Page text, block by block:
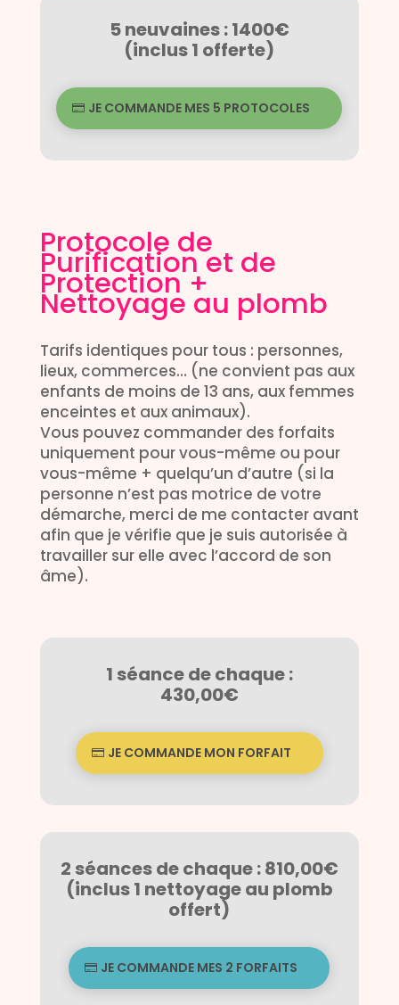
5 neuvaines : 1400€
(inclus 1 offerte)
JE COMMANDE MES 5 PROTOCOLES
Protocole de
Purification et de
Protection +
Nettoyage au plomb
Tarifs identiques pour tous : personnes,
lieux, commerces… (ne convient pas aux
enfants de moins de 13 ans, aux femmes
enceintes et aux animaux).
Vous pouvez commander des forfaits
uniquement pour vous-même ou pour
vous-même + quelqu’un d’autre (si la
personne n’est pas motrice de votre
démarche, merci de me contacter avant
afin que je vérifie que je suis autorisée à
travailler sur elle avec l’accord de son
âme).
1 séance de chaque :
430,00€
JE COMMANDE MON FORFAIT
2 séances de chaque : 810,00€
(inclus 1 nettoyage au plomb
offert)
JE COMMANDE MES 2 FORFAITS